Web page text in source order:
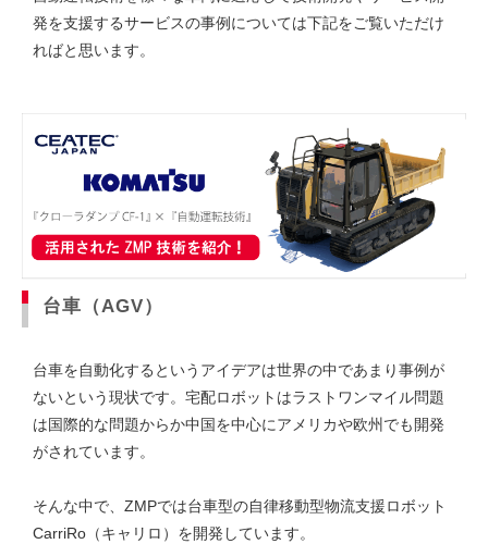
発を支援するサービスの事例については下記をご覧いただけ
ればと思います。
台車（AGV）
台車を自動化するというアイデアは世界の中であまり事例が
ないという現状です。宅配ロボットはラストワンマイル問題
は国際的な問題からか中国を中心にアメリカや欧州でも開発
がされています。
そんな中で、ZMPでは台車型の自律移動型物流支援ロボット
CarriRo（キャリロ）を開発しています。